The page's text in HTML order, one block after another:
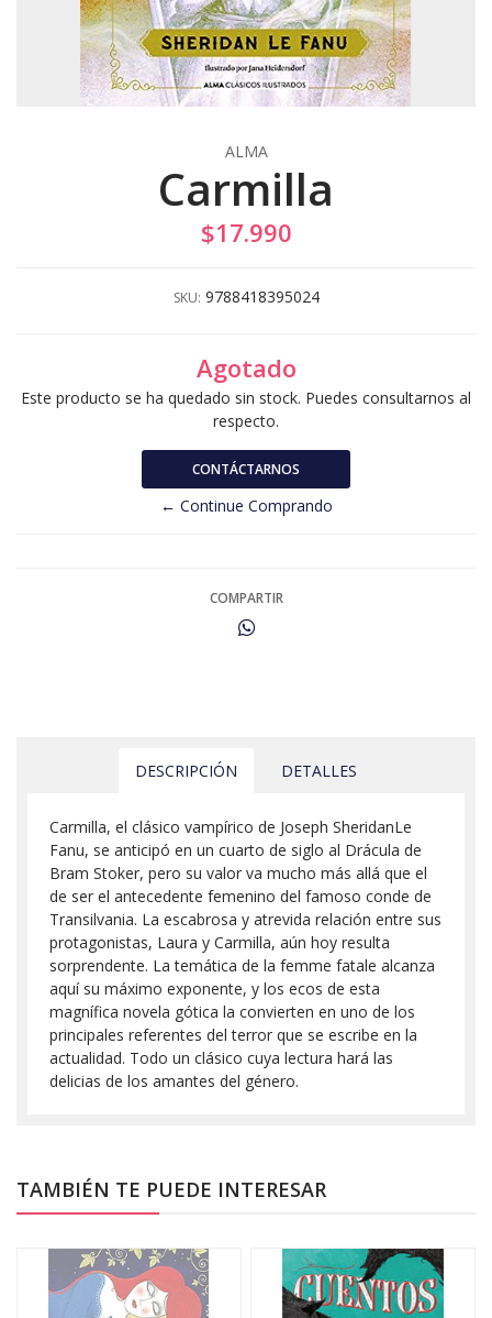
ALMA
Carmilla
$17.990
SKU: 9788418395024
Agotado
Este producto se ha quedado sin stock. Puedes consultarnos al
respecto.
CONTÁCTARNOS
← Continue Comprando
COMPARTIR
DESCRIPCIÓN DETALLES
Carmilla, el clásico vampírico de Joseph SheridanLe
Fanu, se anticipó en un cuarto de siglo al Drácula de
Bram Stoker, pero su valor va mucho más allá que el
de ser el antecedente femenino del famoso conde de
Transilvania. La escabrosa y atrevida relación entre sus
protagonistas, Laura y Carmilla, aún hoy resulta
sorprendente. La temática de la femme fatale alcanza
aquí su máximo exponente, y los ecos de esta
magnífica novela gótica la convierten en uno de los
principales referentes del terror que se escribe en la
actualidad. Todo un clásico cuya lectura hará las
delicias de los amantes del género.
TAMBIÉN TE PUEDE INTERESAR